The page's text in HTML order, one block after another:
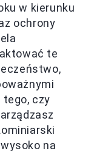
w kierunku
ochrony
te
tego, czy
na